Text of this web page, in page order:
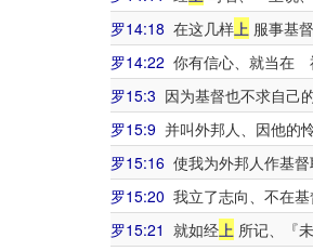
罗14:18 在这几样上 服事基
罗14:22 你有信心、就当在
罗15:3 因为基督也不求自己
罗15:9 并叫外邦人、因他
罗15:16 使我为外邦人作基
罗15:20 我立了志向、不在
罗15:21 就如经上 所记、『